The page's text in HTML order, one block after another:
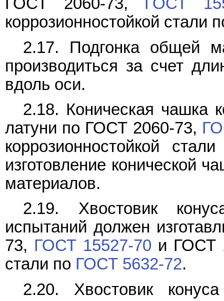
ГОСТ 2060-73, ГОСТ
коррозионностойкой стали
2.17. Подгонка общей
производиться за счет
вдоль оси.
2.18. Коническая чашка
латуни по ГОСТ 2060-73,
коррозионностойкой
изготовление конической
материалов.
2.19. Хвостовик
испытаний должен
73, ГОСТ 15527-70 и ГОСТ
стали по ГОСТ 5632-72.
2.20. Хвостовик